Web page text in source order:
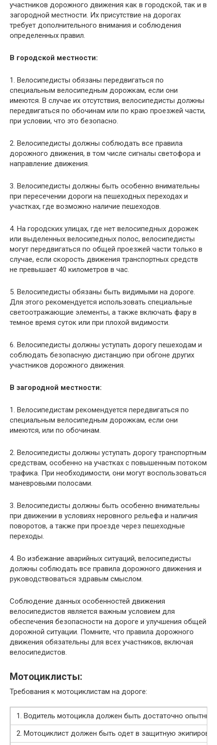
участников дорожного движения как в городской, так и в
загородной местности. Их присутствие на дорогах
требует дополнительного внимания и соблюдения
определенных правил.
В городской местности:
1. Велосипедисты обязаны передвигаться по
специальным велосипедным дорожкам, если они
имеются. В случае их отсутствия, велосипедисты должны
передвигаться по обочинам или по краю проезжей части,
при условии, что это безопасно.
2. Велосипедисты должны соблюдать все правила
дорожного движения, в том числе сигналы светофора и
направление движения.
3. Велосипедисты должны быть особенно внимательны
при пересечении дороги на пешеходных переходах и
участках, где возможно наличие пешеходов.
4. На городских улицах, где нет велосипедных дорожек
или выделенных велосипедных полос, велосипедисты
могут передвигаться по общей проезжей части только в
случае, если скорость движения транспортных средств
не превышает 40 километров в час.
5. Велосипедисты обязаны быть видимыми на дороге.
Для этого рекомендуется использовать специальные
светоотражающие элементы, а также включать фару в
темное время суток или при плохой видимости.
6. Велосипедисты должны уступать дорогу пешеходам и
соблюдать безопасную дистанцию при обгоне других
участников дорожного движения.
В загородной местности:
1. Велосипедистам рекомендуется передвигаться по
специальным велосипедным дорожкам, если они
имеются, или по обочинам.
2. Велосипедисты должны уступать дорогу транспортным
средствам, особенно на участках с повышенным потоком
трафика. При необходимости, они могут воспользоваться
маневровыми полосами.
3. Велосипедисты должны быть особенно внимательны
при движении в условиях неровного рельефа и наличия
поворотов, а также при проезде через пешеходные
переходы.
4. Во избежание аварийных ситуаций, велосипедисты
должны соблюдать все правила дорожного движения и
руководствоваться здравым смыслом.
Соблюдение данных особенностей движения
велосипедистов является важным условием для
обеспечения безопасности на дороге и улучшения общей
дорожной ситуации. Помните, что правила дорожного
движения обязательны для всех участников, включая
велосипедистов.
Мотоциклисты:
Требования к мотоциклистам на дороге:
1. Водитель мотоцикла должен быть достаточно
2. Мотоциклист должен быть одет в защитную